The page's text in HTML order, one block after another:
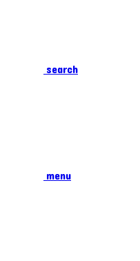
search
menu